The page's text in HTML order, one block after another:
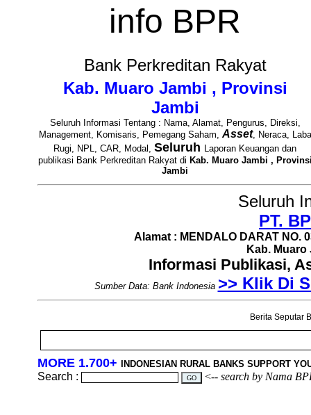
info BPR
Bank Perkreditan Rakyat
Kab. Muaro Jambi , Provinsi
Jambi
Seluruh Informasi Tentang : Nama, Alamat, Pengurus, Direksi,
Management, Komisaris, Pemegang Saham,Asset, Neraca, Laba
Rugi, NPL, CAR, Modal, Seluruh Laporan Keuangan dan
publikasi Bank Perkreditan Rakyat di Kab. Muaro Jambi ,
Jambi
Seluruh
PT.
Alamat : MENDALO DARAT NO.
Kab.
Informasi Publikasi,
Sumber Data: Bank Indonesia >> Klik Di
Berita Seputar
MORE 1.700+ INDONESIAN RURAL BANKS SUPPORT
Search : <-- search by Nama